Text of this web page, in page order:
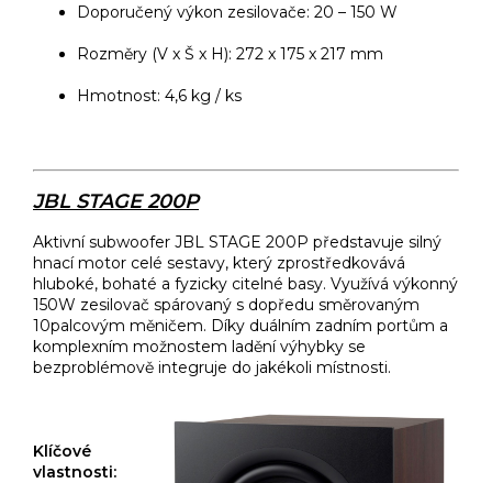
Doporučený výkon zesilovače: 20 – 150 W
Rozměry (V x Š x H): 272 x 175 x 217 mm
Hmotnost: 4,6 kg / ks
JBL STAGE 200P
Aktivní subwoofer JBL STAGE 200P představuje silný
hnací motor celé sestavy, který zprostředkovává
hluboké, bohaté a fyzicky citelné basy. Využívá výkonný
150W zesilovač spárovaný s dopředu směrovaným
10palcovým měničem. Díky duálním zadním portům a
komplexním možnostem ladění výhybky se
bezproblémově integruje do jakékoli místnosti.
Klíčové
vlastnosti: